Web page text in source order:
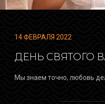
14 ФЕВРАЛЯ 2022
ДЕНЬ СВЯТОГО
Мы знаем точно, любовь